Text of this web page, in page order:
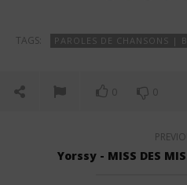
TAGS: PAROLES DE CHANSONS |
0 0
Yorssy - MISS DES